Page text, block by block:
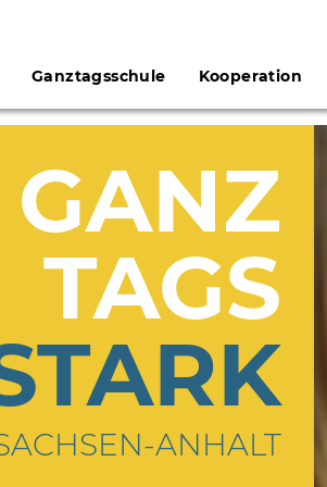
Ganztagsschule Kooperation
GANZ
TAGS
ANHALT